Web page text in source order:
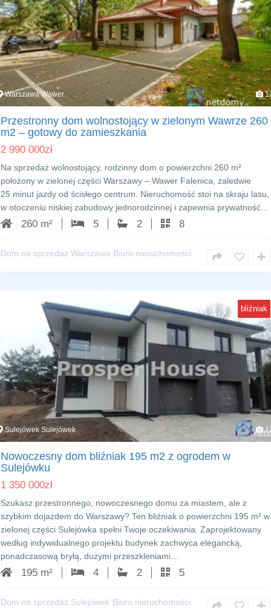
Warszawa Wawer
Przestronny dom wolnostojący w zielonym Wawrze 260
m2 – gotowy do zamieszkania
2 990 000zł
Na sprzedaż wolnostojący, rodzinny dom o powierzchni 260 m²
położony w zielonej części Warszawy – Wawer Falenica, zaledwie
25 minut jazdy od ścisłego centrum. Nieruchomość stoi na skraju lasu,
w otoczeniu niskiej zabudowy jednorodzinnej i zapewnia prywatność…
260 m² 5 2 8
Dom na sprzedaż Warszawa Biuro nieruchomości
bliźniak
Sulejówek Sulejówek
Nowoczesny dom bliźniak 195 m2 z ogrodem w
Sulejówku
1 350 000zł
Szukasz przestronnego, nowoczesnego domu za miastem, ale z
szybkim dojazdem do Warszawy? Ten bliźniak o powierzchni 195 m² w
zielonej części Sulejówka spełni Twoje oczekiwania. Zaprojektowany
według indywidualnego projektu budynek zachwyca elegancką,
ponadczasową bryłą, dużymi przeszkleniami…
195 m² 4 2 5
Dom na sprzedaż Sulejówek Biuro nieruchomości